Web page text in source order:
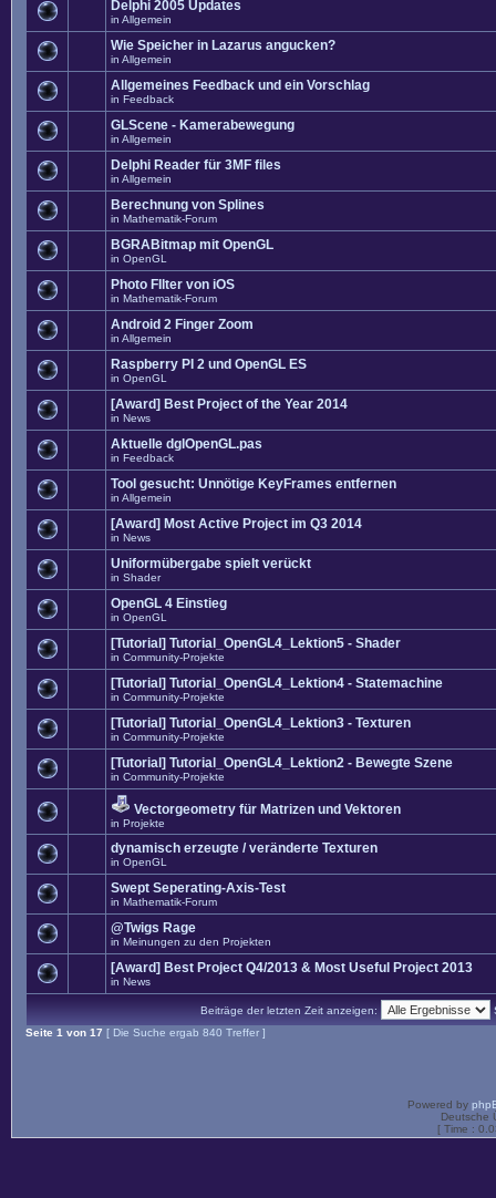
Delphi 2005 Updates
in Allgemein
Wie Speicher in Lazarus angucken?
in Allgemein
Allgemeines Feedback und ein Vorschlag
in Feedback
GLScene - Kamerabewegung
in Allgemein
Delphi Reader für 3MF files
in Allgemein
Berechnung von Splines
in Mathematik-Forum
BGRABitmap mit OpenGL
in OpenGL
Photo FIlter von iOS
in Mathematik-Forum
Android 2 Finger Zoom
in Allgemein
Raspberry PI 2 und OpenGL ES
in OpenGL
[Award] Best Project of the Year 2014
in News
Aktuelle dglOpenGL.pas
in Feedback
Tool gesucht: Unnötige KeyFrames entfernen
in Allgemein
[Award] Most Active Project im Q3 2014
in News
Uniformübergabe spielt verückt
in Shader
OpenGL 4 Einstieg
in OpenGL
[Tutorial] Tutorial_OpenGL4_Lektion5 - Shader
in Community-Projekte
[Tutorial] Tutorial_OpenGL4_Lektion4 - Statemachine
in Community-Projekte
[Tutorial] Tutorial_OpenGL4_Lektion3 - Texturen
in Community-Projekte
[Tutorial] Tutorial_OpenGL4_Lektion2 - Bewegte Szene
in Community-Projekte
Vectorgeometry für Matrizen und Vektoren
in Projekte
dynamisch erzeugte / veränderte Texturen
in OpenGL
Swept Seperating-Axis-Test
in Mathematik-Forum
@Twigs Rage
in Meinungen zu den Projekten
[Award] Best Project Q4/2013 & Most Useful Project 2013
in News
Beiträge der letzten Zeit anzeigen:
Seite 1 von 17 [ Die Suche ergab 840 Treffer ]
Powered by
Deutsche
[ Time :